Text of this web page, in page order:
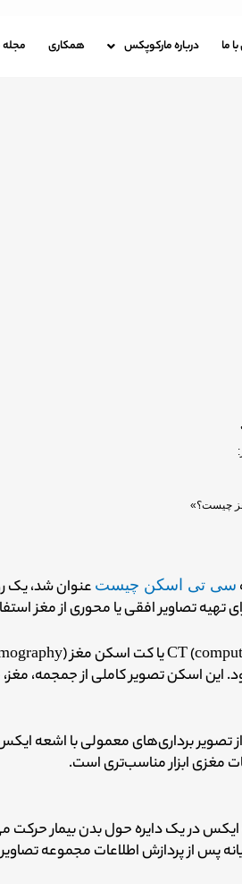
ما درباره مارکوپکس همکاری
سی تی اسکن چیست عنوان شد، یک
تهیه تصاویر افقی یا محوری از مغز
این اسکن تصویر کاملی از جمجمه،
تصویر برداری‌های معمولی با اشعه
مغزی ابزار مناسب‌تری است.
در یک دایره حول بدن بیمار حرکت
پس از پردازش اطلاعات مجموعه